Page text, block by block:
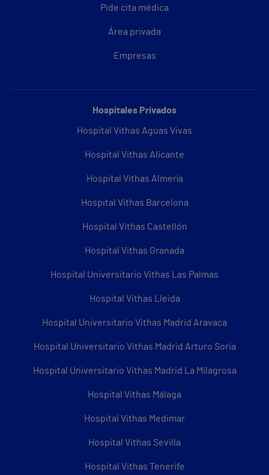
Pide cita médica
Área privada
Empresas
Hospitales Privados
Hospital Vithas Aguas Vivas
Hospital Vithas Alicante
Hospital Vithas Almería
Hospital Vithas Barcelona
Hospital Vithas Castellón
Hospital Vithas Granada
Hospital Universitario Vithas Las Palmas
Hospital Vithas Lleida
Hospital Universitario Vithas Madrid Aravaca
Hospital Universitario Vithas Madrid Arturo Soria
Hospital Universitario Vithas Madrid La Milagrosa
Hospital Vithas Málaga
Hospital Vithas Medimar
Hospital Vithas Sevilla
Hospital Vithas Tenerife